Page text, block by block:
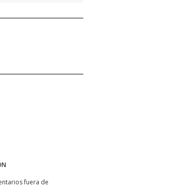
fuera de